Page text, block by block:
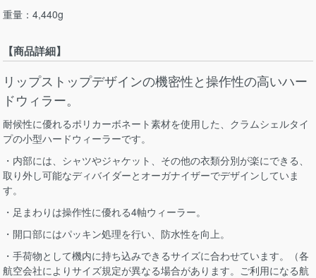
重量：4,440g
【商品詳細】
リップストップデザインの機密性と操作性の高いハー
ドウィラー。
耐候性に優れるポリカーボネート素材を使用した、クラムシェルタイ
プの小型ハードウィーラーです。
・内部には、シャツやジャケット、その他の衣類分別が楽にできる、
取り外し可能なディバイダーとオーガナイザーでデザインしていま
す。
・足まわりは操作性に優れる4軸ウィーラー。
・開口部にはパッキン処理を行い、防水性を向上。
・手荷物として機内に持ち込みできるサイズに合わせています。（各
航空会社によりサイズ規定が異なる場合があります。ご利用になる航